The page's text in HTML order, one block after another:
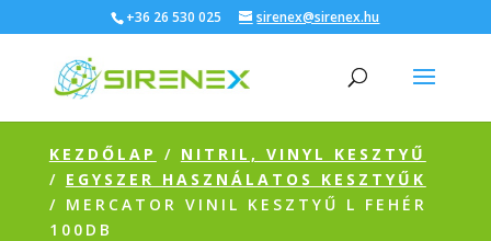
+36 26 530 025 sirenex@sirenex.hu
KEZDŐLAP / NITRIL, VINYL KESZTYŰ
/ EGYSZER HASZNÁLATOS KESZTYŰK
/ MERCATOR VINIL KESZTYŰ L FEHÉR
100DB